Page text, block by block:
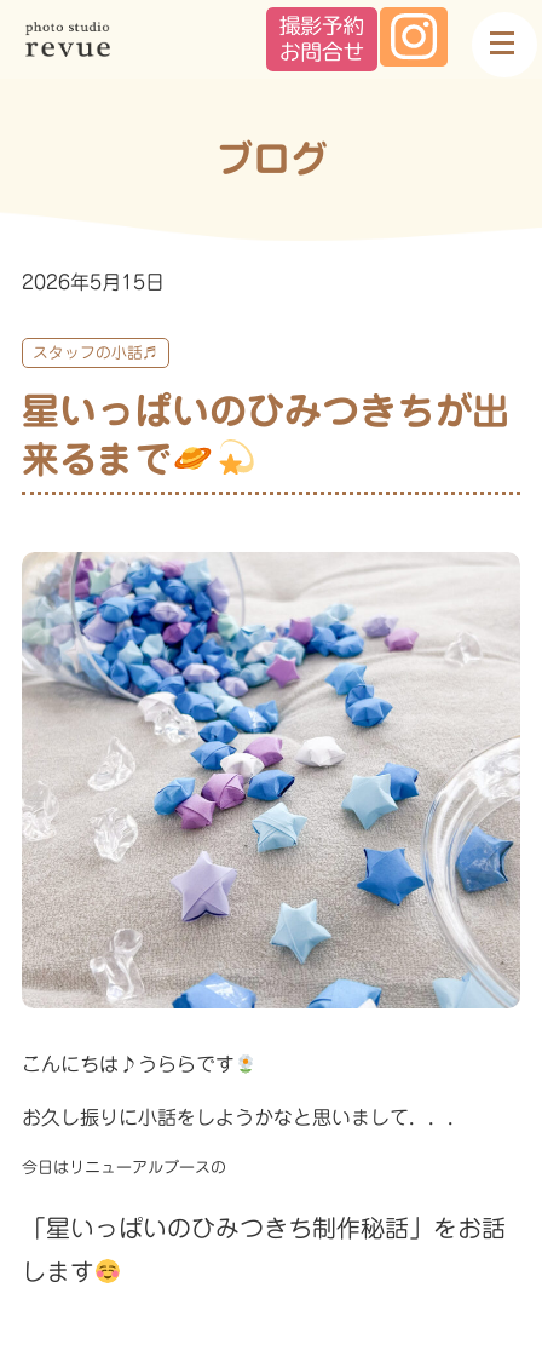
ブログ
2026年5月15日
スタッフの小話♬
星いっぱいのひみつきちが出
来るまで
こんにちは♪うららです
お久し振りに小話をしようかなと思いまして．．．
今日はリニューアルブースの
「星いっぱいのひみつきち制作秘話」をお話
します